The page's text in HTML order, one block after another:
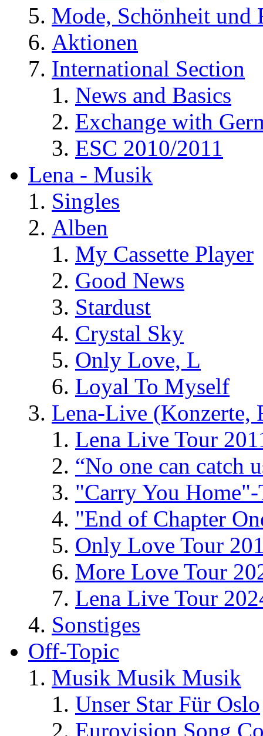
Mode, Schönheit und
Aktionen
International Section
News and Basics
Exchange with
ESC 2010/2011
Lena - Musik
Singles
Alben
My Cassette Player
Good News
Stardust
Crystal Sky
Only Love, L
Loyal To Myself
Lena-Live (Konzerte,
Lena Live Tour
“No one can catch
"Carry You
"End of Chapter
Only Love Tour
More Love Tour
Lena Live Tour
Sonstiges
Off-Topic
Musik Musik Musik
Unser Star Für Oslo
Eurovision Song